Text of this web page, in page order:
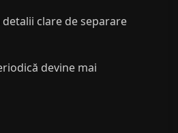
clare de separare
devine mai